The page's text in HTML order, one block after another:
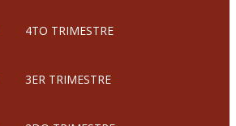
4TO TRIMESTRE
3ER TRIMESTRE